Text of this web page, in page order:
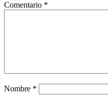
Comentario *
Nombre *